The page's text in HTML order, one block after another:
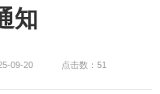
知
09-20 点击数：51